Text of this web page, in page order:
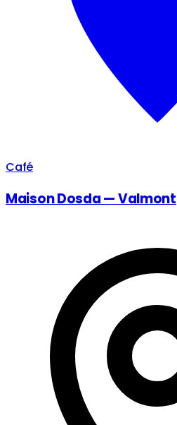
Café
Maison Dosda — Valmont